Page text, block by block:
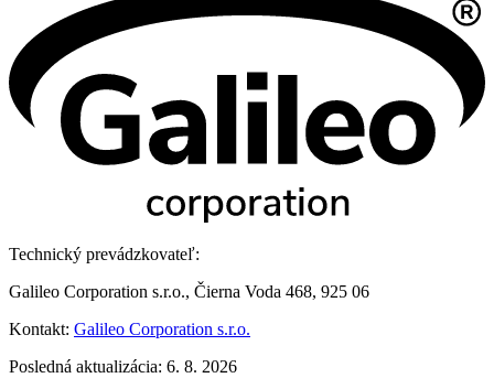
Technický prevádzkovateľ:
Galileo Corporation s.r.o., Čierna Voda 468, 925 06
Kontakt: Galileo Corporation s.r.o.
Posledná aktualizácia: 6. 8. 2026